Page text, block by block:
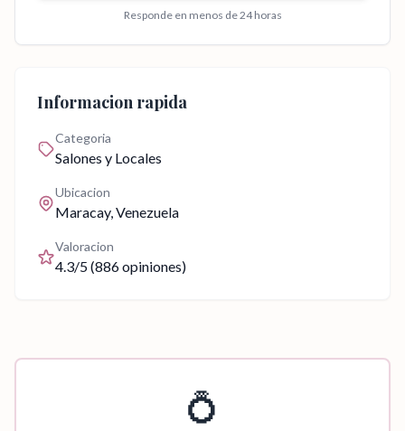
Responde en menos de 24 horas
Informacion rapida
Categoria
Salones y Locales
Ubicacion
Maracay, Venezuela
Valoracion
4.3/5 (886opiniones)
💍